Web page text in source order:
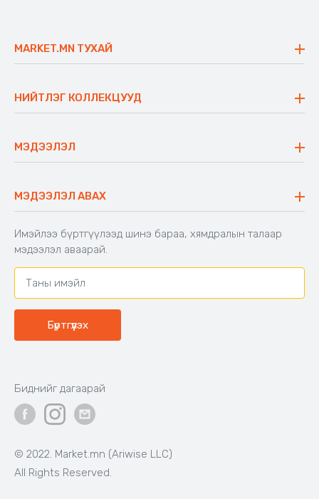
MARKET.MN ТУХАЙ
Үнэт зүйлс
Ажлын байр
Блог
НИЙТЛЭГ КОЛЛЕКЦУУД
Сүүдрэвч
Аяны ширээ
Аяны түшлэгтэй сандал
МЭДЭЭЛЭЛ
Буцаалтын журам
Захиалга шалгах
Хамтран ажиллах
Холбоо барих
МЭДЭЭЛЭЛ АВАХ
Имэйлээ бүртгүүлээд шинэ бараа, хямдралын талаар
мэдээлэл аваарай.
Бүртгүүлэх
© 2022. Market.mn (Ariwise LLC)
All Rights Reserved.
Биднийг дагаарай